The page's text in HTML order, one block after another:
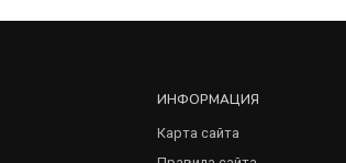
ИНФОРМАЦИЯ
Карта сайта